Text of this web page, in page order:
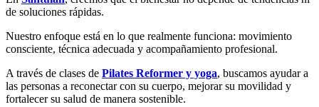
de soluciones rápidas.
Nuestro enfoque está en lo que realmente funciona: movimiento
consciente, técnica adecuada y acompañamiento profesional.
A través de clases de Pilates Reformer y yoga, buscamos ayudar a
las personas a reconectar con su cuerpo, mejorar su movilidad y
fortalecer su salud de manera sostenible.